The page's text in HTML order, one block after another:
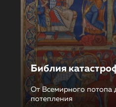
Библия
От Всемирного потопа
потепления